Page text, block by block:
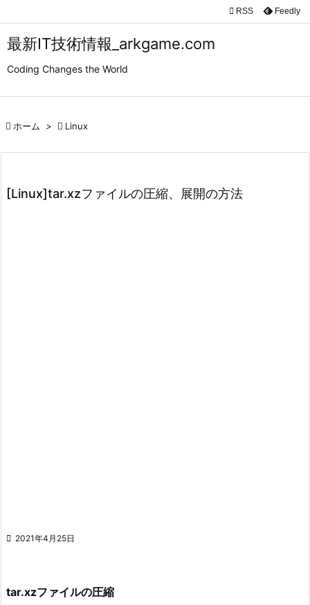
最新IT技術情報_arkgame.com
Coding Changes the World


 RSS Feedly
 ホーム >  Linux
[Linux]tar.xzファイルの圧縮、展開の方法
 2021年4月25日
tar.xzファイルの圧縮